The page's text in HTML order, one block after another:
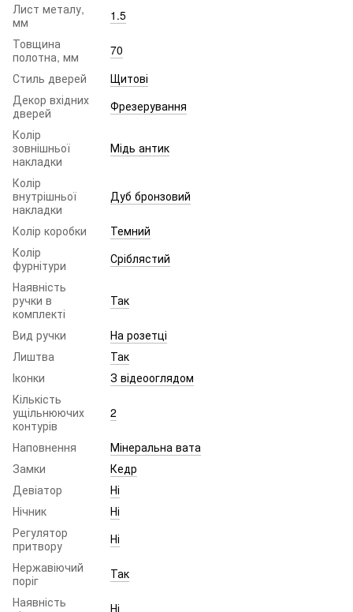
Лист металу,
мм
1.5
Товщина
полотна, мм
70
Стиль дверей
Щитові
Декор вхідних
дверей
Фрезерування
Колір
зовнішньої
накладки
Мідь антик
Колір
внутрішньої
накладки
Дуб бронзовий
Колір коробки
Темний
Колір
фурнітури
Сріблястий
Наявність
ручки в
комплекті
Так
Вид ручки
На розетці
Лиштва
Так
Іконки
З відеооглядом
Кількість
ущільнюючих
контурів
2
Наповнення
Мінеральна вата
Замки
Кедр
Девіатор
Ні
Нічник
Ні
Регулятор
притвору
Ні
Нержавіючий
поріг
Так
Наявність
Ні